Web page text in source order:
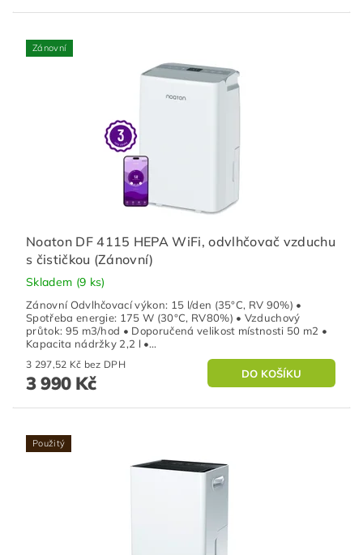
Zánovní
Noaton DF 4115 HEPA WiFi, odvlhčovač vzduchu
s čističkou (Zánovní)
Skladem (9 ks)
Zánovní Odvlhčovací výkon: 15 l/den (35°C, RV 90%) •
Spotřeba energie: 175 W (30°C, RV80%) • Vzduchový
průtok: 95 m3/hod • Doporučená velikost místnosti 50 m2 •
Kapacita nádržky 2,2 l •...
3 297,52 Kč bez DPH
3 990 Kč
Použitý